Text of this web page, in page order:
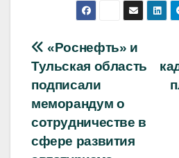
Навигация
по
записям
«Роснефть» и
Тульская область
подписали
меморандум о
сотрудничестве в
сфере развития